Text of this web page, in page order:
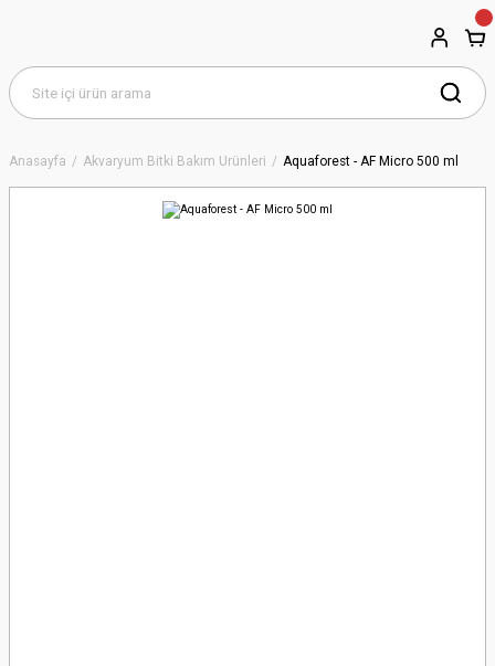
Anasayfa Akvaryum Bitki Bakım Ürünleri Aquaforest - AF Micro 500 ml